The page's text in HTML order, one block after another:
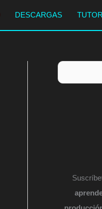
DESCARGAS
Buscar